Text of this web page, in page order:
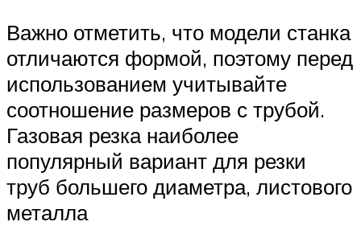
Важно отметить, что модели станка
отличаются формой, поэтому перед
использованием учитывайте
соотношение размеров с трубой.
Газовая резка наиболее
популярный вариант для резки
труб большего диаметра, листового
металла